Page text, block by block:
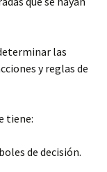
las
y reglas de
tiene:
de decisión.